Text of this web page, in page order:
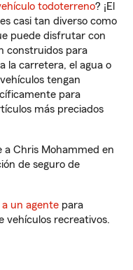
todoterreno? ¡El
casi tan diverso como
puede disfrutar con
construidos para
la carretera, el agua o
tengan
para
más preciados
a Chris Mohammed en
de seguro de
un agente para
vehículos recreativos.